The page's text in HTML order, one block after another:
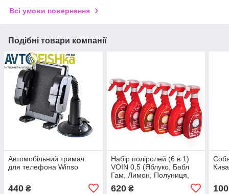
Всі умови повернення
Подібні товари компанії
Автомобільний тримач
для телефона Winso
440 ₴
Набір поліролей (6 в 1)
VOIN 0,5 (Яблуко, Бабл
Гам, Лимон, Полуниця,
Ваніль, Без запаху) (VOIN)
620₴ 100